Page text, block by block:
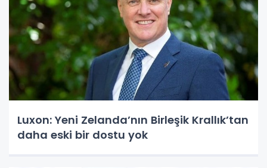
Luxon: Yeni Zelanda’nın Birleşik Krallık’tan
daha eski bir dostu yok